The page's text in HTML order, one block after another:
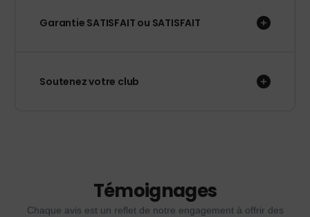
Garantie SATISFAIT ou SATISFAIT
Soutenez votre club
Témoignages
Chaque avis est un reflet de notre engagement à offrir des